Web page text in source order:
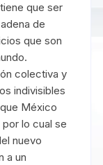
que ser
de
que son
colectiva y
indivisibles
México
lo cual se
nuevo
a un